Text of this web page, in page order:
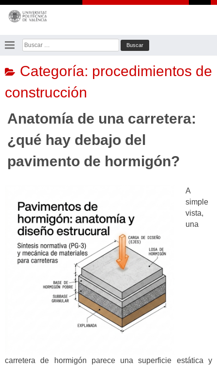
Saltar
contenido
Buscar:
Categoría: procedimientos de
construcción
Anatomía de una carretera:
¿qué hay debajo del
pavimento de hormigón?
A
simple
vista,
una
carretera de hormigón parece una superficie estática y